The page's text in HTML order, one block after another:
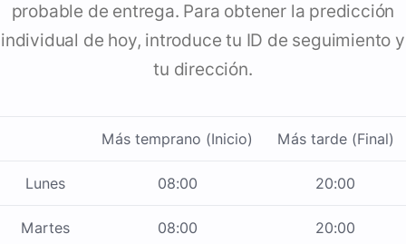
probable de entrega. Para obtener la predicción
individual de hoy, introduce tu ID de seguimiento y
tu dirección.
Más temprano (Inicio) Más tarde (Final)
Lunes 08:00 20:00
Martes 08:00 20:00